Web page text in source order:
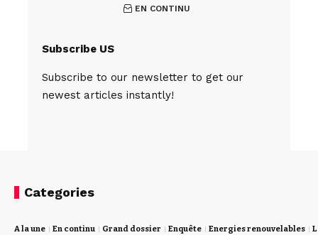
EN CONTINU
Subscribe US
Subscribe to our newsletter to get our
newest articles instantly!
Categories
A la une En continu Grand dossier Enquête Energies renouvelables